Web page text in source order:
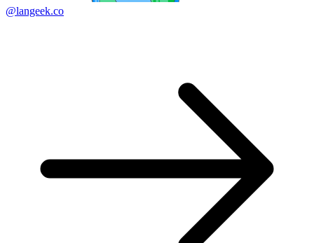
@langeek.co